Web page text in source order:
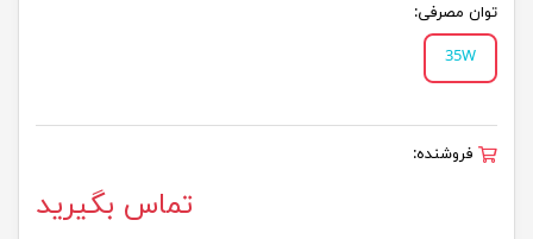
توان مصرفی:
35W
فروشنده:
تماس بگیرید